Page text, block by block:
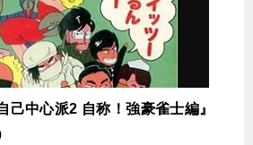
己中心派2 自称！強豪雀士編』